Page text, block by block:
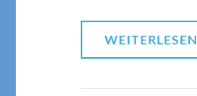
WEITERLESEN